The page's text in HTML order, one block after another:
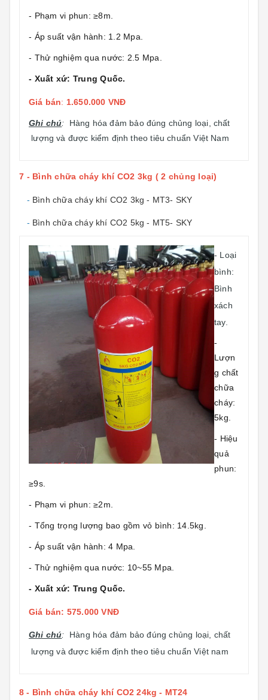
- Phạm vi phun: ≥8m.
- Áp suất vận hành: 1.2 Mpa.
- Thử nghiệm qua nước: 2.5 Mpa.
- Xuất xứ: Trung Quốc.
Giá bán: 1.650.000 VNĐ
Ghi chú: Hàng hóa đảm bảo đúng chủng loại, chất
lượng và được kiểm định theo tiêu chuẩn Việt Nam
7 - Bình chữa cháy khí CO2 3kg ( 2 chủng loại)
- Bình chữa cháy khí CO2 3kg - MT3- SKY
- Bình chữa cháy khí CO2 5kg - MT5- SKY
- Loại
bình:
Bình
xách
tay.
-
Lượn
g chất
chữa
cháy:
5kg.
- Hiệu
quả
phun:
≥9s.
- Phạm vi phun: ≥2m.
- Tổng trọng lượng bao gồm vỏ bình: 14.5kg.
- Áp suất vận hành: 4 Mpa.
- Thử nghiệm qua nước: 10~55 Mpa.
- Xuất xứ: Trung Quốc.
Giá bán: 575.000 VNĐ
Ghi chú: Hàng hóa đảm bảo đúng chủng loại, chất
lượng và được kiểm định theo tiêu chuẩn Việt nam
8 - Bình chữa cháy khí CO2 24kg - MT24